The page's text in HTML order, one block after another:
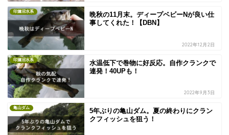
印旛沼水系
晩秋の11月末。ディープベビーNが良い仕
事してくれた！【DBN】
2022年12月2日
印旛沼水系
水温低下で巻物に好反応。自作クランクで
連発！40UPも！
2022年9月3日
亀山ダム
5年ぶりの亀山ダム。夏の終わりにクラン
クフィッシュを狙う！